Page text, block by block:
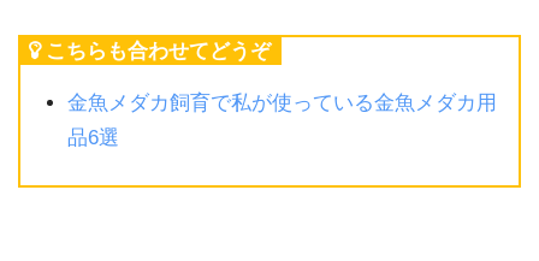
こちらも合わせてどうぞ
金魚メダカ飼育で私が使っている金魚メダカ用
品6選